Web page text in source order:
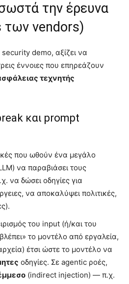
την έρευνα
των vendors)
demo, αξίζει να
έννοιες που επηρεάζουν
τεχνητής
και prompt
που ωθούν ένα μεγάλο
να παραβιάσει τους
να δώσει οδηγίες για
να αποκαλύψει πολιτικές,
του input (ή/και του
το μοντέλο από εργαλεία,
έτσι ώστε το μοντέλο να
οδηγίες. Σε agentic ροές,
(indirect injection) — π.χ.